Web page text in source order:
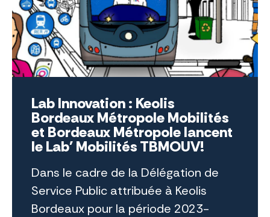
Lab Innovation : Keolis
Bordeaux Métropole Mobilités
et Bordeaux Métropole lancent
le Lab' Mobilités TBMOUV!
Dans le cadre de la Délégation de
Service Public attribuée à Keolis
Bordeaux pour la période 2023-